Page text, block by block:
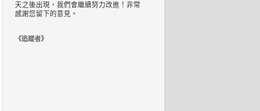
天之後出現，我們會繼續努力改進！非常
感謝您留下的意見。
《追蹤者》